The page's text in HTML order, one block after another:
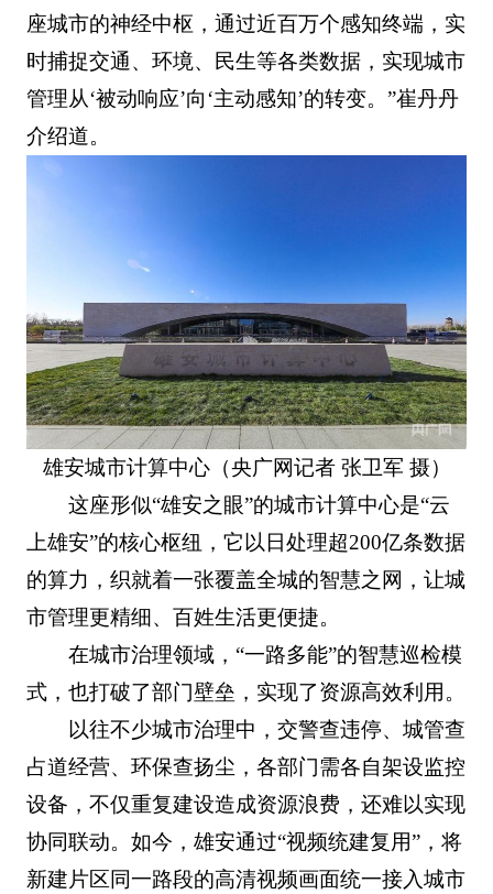
座城市的神经中枢，通过近百万个感知终端，实
时捕捉交通、环境、民生等各类数据，实现城市
管理从‘被动响应’向‘主动感知’的转变。”崔丹丹
介绍道。
雄安城市计算中心（央广网记者 张卫军 摄）
这座形似“雄安之眼”的城市计算中心是“云
上雄安”的核心枢纽，它以日处理超200亿条数据
的算力，织就着一张覆盖全城的智慧之网，让城
市管理更精细、百姓生活更便捷。
在城市治理领域，“一路多能”的智慧巡检模
式，也打破了部门壁垒，实现了资源高效利用。
以往不少城市治理中，交警查违停、城管查
占道经营、环保查扬尘，各部门需各自架设监控
设备，不仅重复建设造成资源浪费，还难以实现
协同联动。如今，雄安通过“视频统建复用”，将
新建片区同一路段的高清视频画面统一接入城市